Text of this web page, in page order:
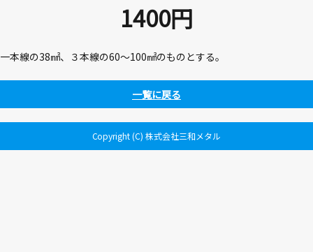
1400円
一本線の38㎟、３本線の60～100㎟のものとする。
一覧に戻る
Copyright (C) 株式会社三和メタル